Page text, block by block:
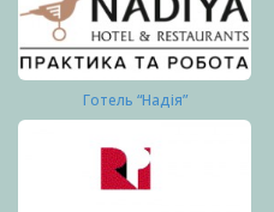
Готель “Надія”